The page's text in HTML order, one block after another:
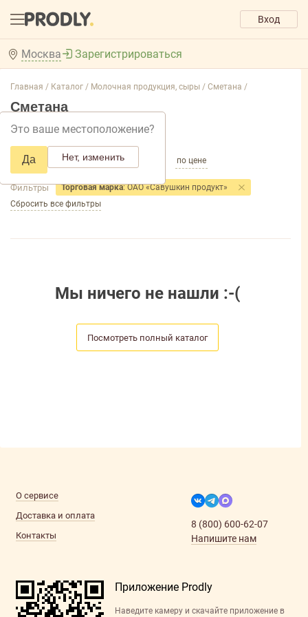
Вход
Москва
Это ваше местоположение?
Да Нет, изменить
Зарегистрироваться
Главная / Каталог / Молочная продукция, сыры / Сметана /
Сметана
Добавить фильтр товаров
по популярности по названию по цене
Фильтры Торговая марка: ОАО «Савушкин продукт»
Сбросить все фильтры
Мы ничего не нашли :-(
Посмотреть полный каталог
О сервисе
Доставка и оплата
Контакты
8 (800) 600-62-07
Напишите нам
Приложение Prodly
Наведите камеру и скачайте приложение в